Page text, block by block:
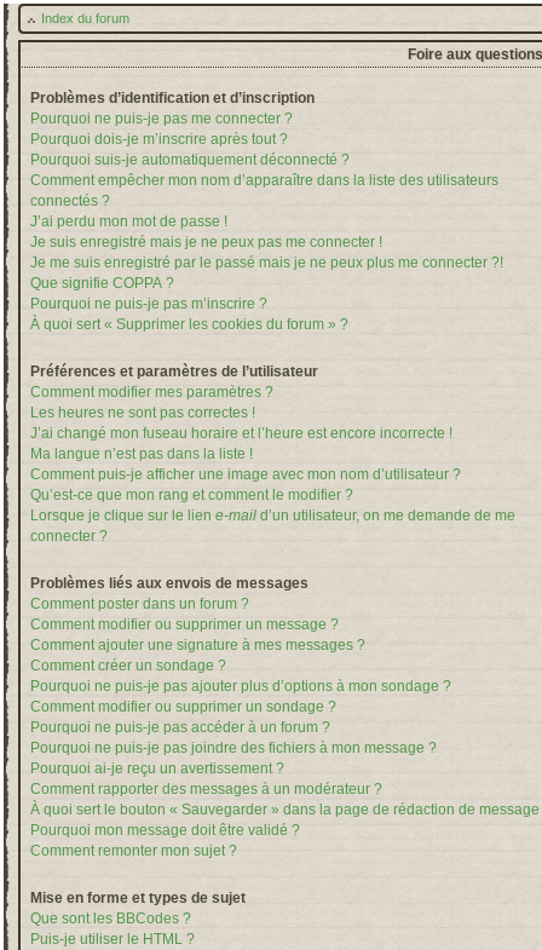
Index du forum
Foire aux
Problèmes d’identification et d’inscription
Pourquoi ne puis-je pas me connecter ?
Pourquoi dois-je m’inscrire après tout ?
Pourquoi suis-je automatiquement déconnecté ?
Comment empêcher mon nom d’apparaître dans la liste des utilisateurs
connectés ?
J’ai perdu mon mot de passe !
Je suis enregistré mais je ne peux pas me connecter !
Je me suis enregistré par le passé mais je ne peux plus me connecter ?!
Que signifie COPPA ?
Pourquoi ne puis-je pas m’inscrire ?
À quoi sert « Supprimer les cookies du forum » ?
Préférences et paramètres de l’utilisateur
Comment modifier mes paramètres ?
Les heures ne sont pas correctes !
J’ai changé mon fuseau horaire et l’heure est encore incorrecte !
Ma langue n’est pas dans la liste !
Comment puis-je afficher une image avec mon nom d’utilisateur ?
Qu’est-ce que mon rang et comment le modifier ?
Lorsque je clique sur le lien e-mail d’un utilisateur, on me demande de me
connecter ?
Problèmes liés aux envois de messages
Comment poster dans un forum ?
Comment modifier ou supprimer un message ?
Comment ajouter une signature à mes messages ?
Comment créer un sondage ?
Pourquoi ne puis-je pas ajouter plus d’options à mon sondage ?
Comment modifier ou supprimer un sondage ?
Pourquoi ne puis-je pas accéder à un forum ?
Pourquoi ne puis-je pas joindre des fichiers à mon message ?
Pourquoi ai-je reçu un avertissement ?
Comment rapporter des messages à un modérateur ?
À quoi sert le bouton « Sauvegarder » dans la page de rédaction de message
Pourquoi mon message doit être validé ?
Comment remonter mon sujet ?
Mise en forme et types de sujet
Que sont les BBCodes ?
Puis-je utiliser le HTML ?